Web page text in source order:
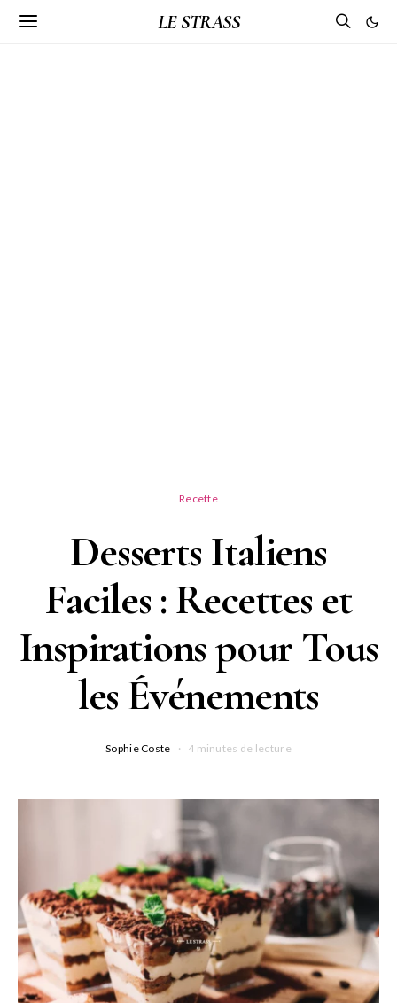
LE STRASS
Recette
Desserts Italiens
Faciles : Recettes et
Inspirations pour Tous
les Événements
Sophie Coste 4 minutes de lecture